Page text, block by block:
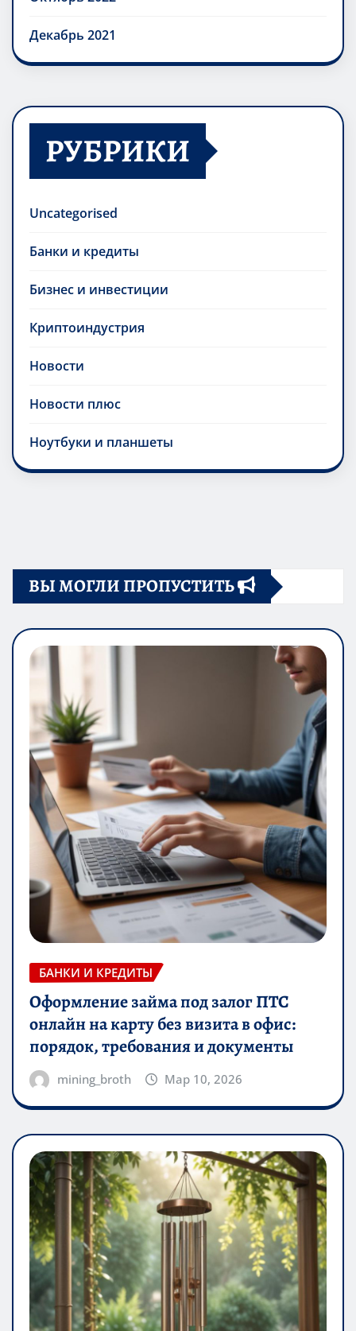
Декабрь 2021
РУБРИКИ
Uncategorised
Банки и кредиты
Бизнес и инвестиции
Криптоиндустрия
Новости
Новости плюс
Ноутбуки и планшеты
ВЫ МОГЛИ ПРОПУСТИТЬ
БАНКИ И КРЕДИТЫ
Оформление займа под залог ПТС
онлайн на карту без визита в офис:
порядок, требования и документы
mining_broth Мар 10, 2026